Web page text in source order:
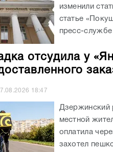
изменили
статье
пресс-
отсудила у
18:47
Дзержинский
местной
оплатила
захотел